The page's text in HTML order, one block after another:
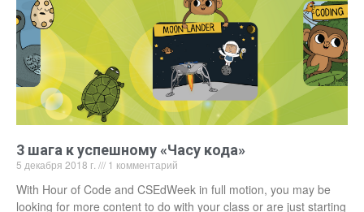
3 шага к успешному «Часу кода»
5 декабря 2018 г. 1 комментарий
With Hour of Code and CSEdWeek in full motion, you may be
looking for more content to do with your class or are just starting